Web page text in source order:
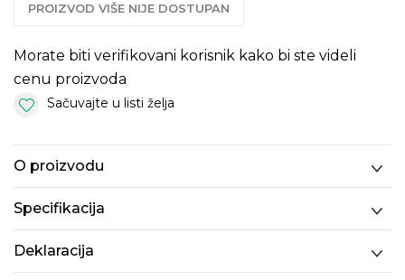
PROIZVOD VIŠE NIJE DOSTUPAN
Morate biti verifikovani korisnik kako bi ste videli
cenu proizvoda
Sačuvajte u listi želja
O proizvodu
Specifikacija
Deklaracija